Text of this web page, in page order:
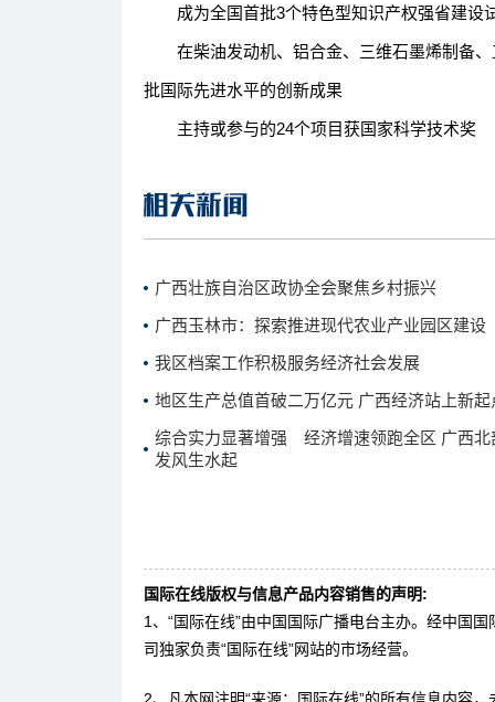
成为全国首批3个特色型知识产权强省建设
在柴油发动机、铝合金、三维石墨烯制备、
批国际先进水平的创新成果
主持或参与的24个项目获国家科学技术奖
广西壮族自治区政协全会聚焦乡村振兴
广西玉林市：探索推进现代农业产业园区建设
我区档案工作积极服务经济社会发展
地区生产总值首破二万亿元 广西经济站上新起
综合实力显著增强 经济增速领跑全区 广西北
发风生水起
国际在线版权与信息产品内容销售的声明:
1、“国际在线”由中国国际广播电台主办。经中国
司独家负责“国际在线”网站的市场经营。